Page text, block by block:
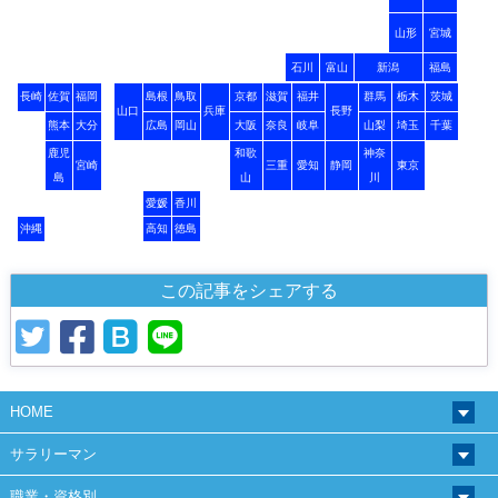
山形 宮城
石川 富山 新潟 福島
長崎 佐賀 福岡
山口
島根
鳥取
兵庫
京都 滋賀
福井
長野
群馬 栃木 茨城
熊本 大分 広島 岡山 大阪 奈良 岐阜 山梨 埼玉 千葉
鹿児
島
宮崎
和歌
山
三重 愛知 静岡
神奈
川
東京
愛媛 香川
沖縄 高知 徳島
この記事をシェアする
HOME
サラリーマン